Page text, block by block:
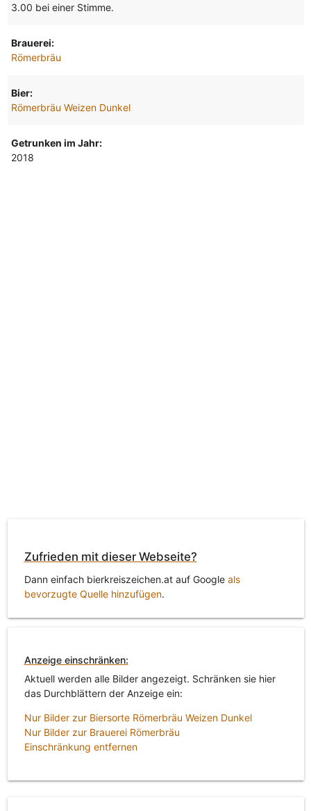
3.00 bei einer Stimme.
Brauerei:
Römerbräu
Bier:
Römerbräu Weizen Dunkel
Getrunken im Jahr:
2018
Zufrieden mit dieser Webseite?
Dann einfach bierkreiszeichen.at auf Google als
bevorzugte Quelle hinzufügen.
Anzeige einschränken:
Aktuell werden alle Bilder angezeigt. Schränken sie hier
das Durchblättern der Anzeige ein:
Nur Bilder zur Biersorte Römerbräu Weizen Dunkel
Nur Bilder zur Brauerei Römerbräu
Einschränkung entfernen